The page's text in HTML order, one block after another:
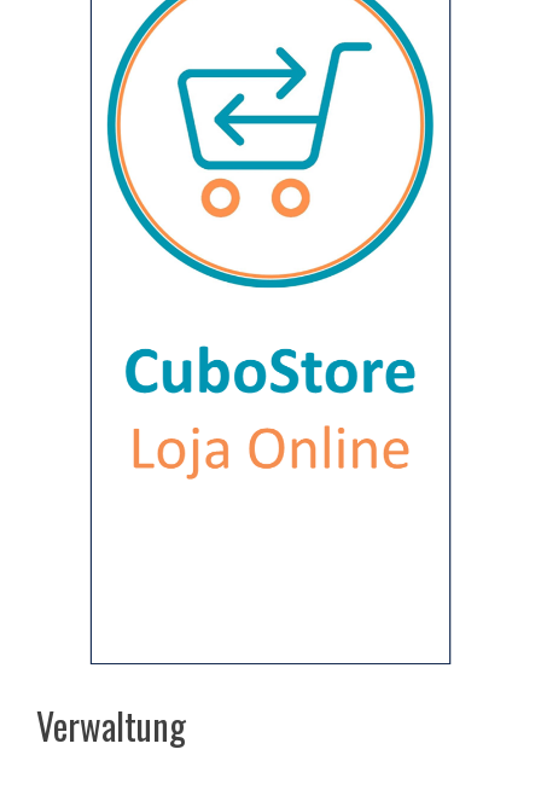
Verwaltung